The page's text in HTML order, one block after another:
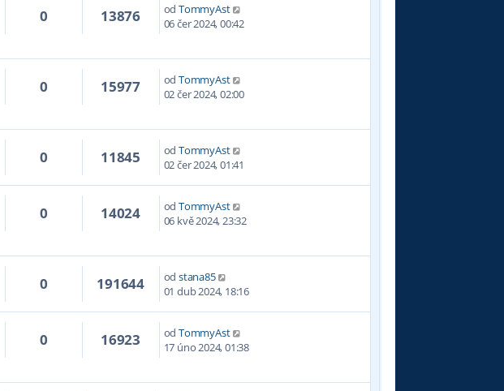
0 13876 od TommyAst
06 čer 2024, 00:42
0 15977 od TommyAst
02 čer 2024, 02:00
0 11845 od TommyAst
02 čer 2024, 01:41
0 14024 od TommyAst
06 kvě 2024, 23:32
0 191644 od stana85
01 dub 2024, 18:16
0 16923 od TommyAst
17 úno 2024, 01:38